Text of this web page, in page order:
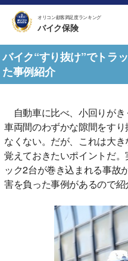
オリコン顧客満足度ランキング
バイク保険
バイク“すり抜け”でトラ
た事例紹介
自動車に比べ、小回りがき
車両間のわずかな隙間をす
なくない。だが、これは大
覚えておきたいポイントだ
ック2台が巻き込まれる事故
害を負った事例があるので紹